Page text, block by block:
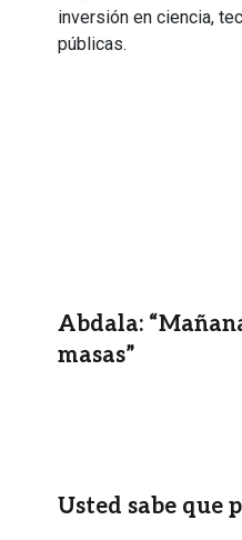
inversión en ciencia,
públicas.
Abdala:
masas”
Usted sabe que